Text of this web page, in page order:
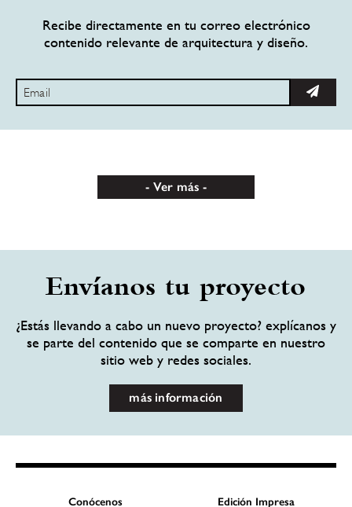
Recibe directamente en tu correo electrónico
contenido relevante de arquitectura y diseño.
Ver más
Envíanos tu proyecto
¿Estás llevando a cabo un nuevo proyecto? explícanos y
se parte del contenido que se comparte en nuestro
sitio web y redes sociales.
más información
Conócenos Edición Impresa